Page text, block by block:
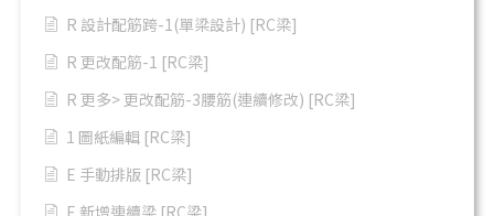
R 設計配筋跨-1(單梁設計) [RC梁]
R 更改配筋-1 [RC梁]
R 更多> 更改配筋-3腰筋(連續修改) [RC梁]
1 圖紙編輯 [RC梁]
E 手動排版 [RC梁]